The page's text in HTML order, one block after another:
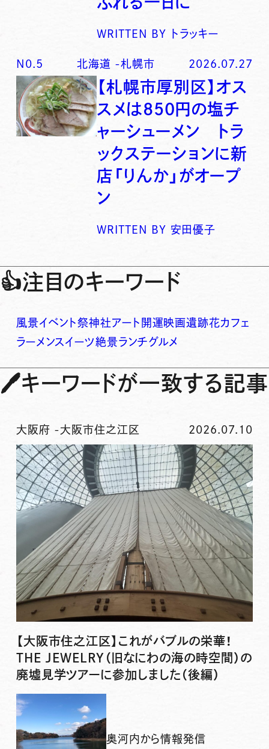
WRITTEN BY トラッキー
N0. 5 北海道 -札幌市 2026.07.27
【札幌市厚別区】オス
スメは850円の塩チ
ャーシューメン トラ
ックステーションに新
店「りんか」がオープ
ン
WRITTEN BY 安田優子
👍注目のキーワード
風景イベント祭神社アート 開運映画遺跡花カフェ
ラーメンスイーツ絶景ランチグルメ
🖊キーワードが一致する記事
大阪府 -大阪市住之江区 2026.07.10
【大阪市住之江区】これがバブルの栄華！
THE JEWELRY（旧なにわの海の時空間）の
廃墟見学ツアーに参加しました（後編）
奥河内から情報発信